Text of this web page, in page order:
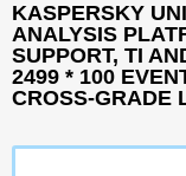
KASPERSKY
ANALYSIS
SUPPORT, TI
2499 * 100
CROSS-